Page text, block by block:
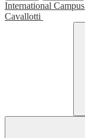
International Campus
Cavallotti